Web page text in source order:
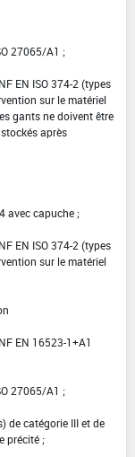
27065/A1 ;
EN ISO 374-2 (types
sur le matériel
gants ne doivent être
après
avec capuche ;
EN ISO 374-2 (types
sur le matériel
EN 16523-1+A1
27065/A1 ;
de catégorie III et de
précité ;